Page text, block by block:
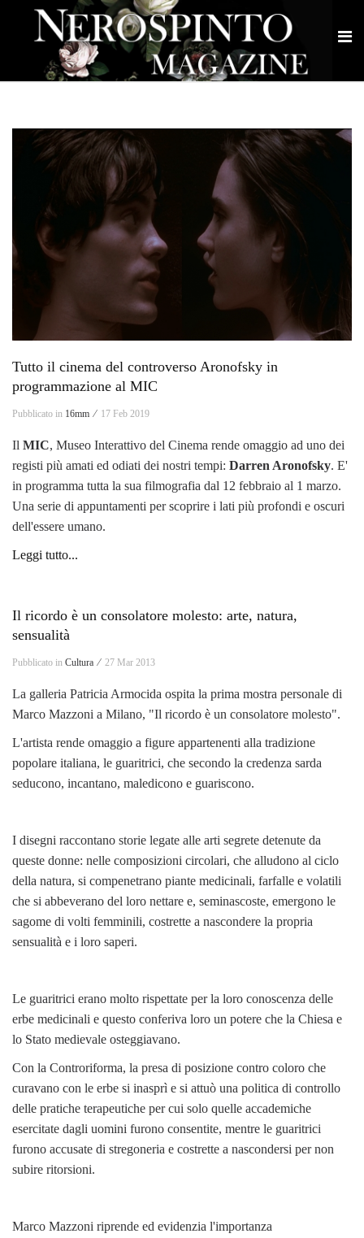
Tutto il cinema del controverso Aronofsky in
programmazione al MIC
Pubblicato in 16mm ⁄ 17 Feb 2019
Il MIC, Museo Interattivo del Cinema rende omaggio ad uno dei
registi più amati ed odiati dei nostri tempi: Darren Aronofsky. E'
in programma tutta la sua filmografia dal 12 febbraio al 1 marzo.
Una serie di appuntamenti per scoprire i lati più profondi e oscuri
dell'essere umano.
Leggi tutto...
Il ricordo è un consolatore molesto: arte, natura,
sensualità
Pubblicato in Cultura ⁄ 27 Mar 2013
La galleria Patricia Armocida ospita la prima mostra personale di
Marco Mazzoni a Milano, "Il ricordo è un consolatore molesto".
L'artista rende omaggio a figure appartenenti alla tradizione
popolare italiana, le guaritrici, che secondo la credenza sarda
seducono, incantano, maledicono e guariscono.
I disegni raccontano storie legate alle arti segrete detenute da
queste donne: nelle composizioni circolari, che alludono al ciclo
della natura, si compenetrano piante medicinali, farfalle e volatili
che si abbeverano del loro nettare e, seminascoste, emergono le
sagome di volti femminili, costrette a nascondere la propria
sensualità e i loro saperi.
Le guaritrici erano molto rispettate per la loro conoscenza delle
erbe medicinali e questo conferiva loro un potere che la Chiesa e
lo Stato medievale osteggiavano.
Con la Controriforma, la presa di posizione contro coloro che
curavano con le erbe si inasprì e si attuò una politica di controllo
delle pratiche terapeutiche per cui solo quelle accademiche
esercitate dagli uomini furono consentite, mentre le guaritrici
furono accusate di stregoneria e costrette a nascondersi per non
subire ritorsioni.
Marco Mazzoni riprende ed evidenzia l'importanza